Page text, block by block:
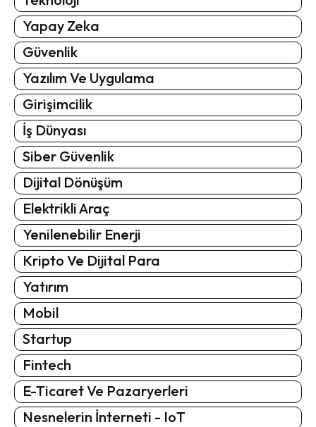
Yapay Zeka
Güvenlik
Yazılım Ve Uygulama
Girişimcilik
İş Dünyası
Siber Güvenlik
Dijital Dönüşüm
Elektrikli Araç
Yenilenebilir Enerji
Kripto Ve Dijital Para
Yatırım
Mobil
Startup
Fintech
E-Ticaret Ve Pazaryerleri
Nesnelerin İnterneti - IoT